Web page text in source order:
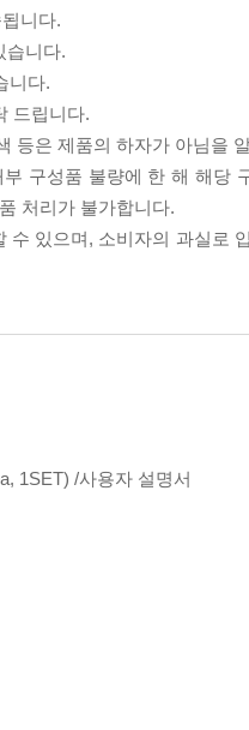
니다.
습니다.
니다.
드립니다.
등은 제품의 하자가 아님을
구성품 불량에 한 해 해당
처리가 불가합니다.
있으며, 소비자의 과실로
1SET) /사용자 설명서